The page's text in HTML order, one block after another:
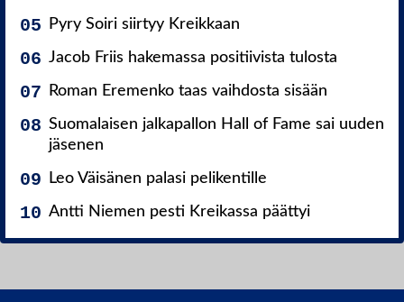
Pyry Soiri siirtyy Kreikkaan
Jacob Friis hakemassa positiivista tulosta
Roman Eremenko taas vaihdosta sisään
Suomalaisen jalkapallon Hall of Fame sai uuden
jäsenen
Leo Väisänen palasi pelikentille
Antti Niemen pesti Kreikassa päättyi